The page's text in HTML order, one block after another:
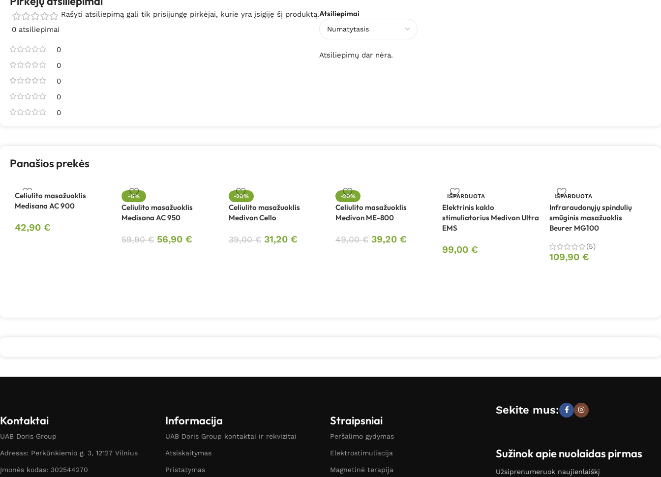
0 atsiliepimai
0
0
0
0
0
Atsiliepimai
Atsiliepimų dar nėra.
Rašyti atsiliepimą gali tik prisijungę pirkėjai, kurie yra įsigiję šį produktą.
Panašios prekės
Celiulito masažuoklis
Medisana AC 900
42,90 €
-5%
Celiulito masažuoklis
Medisana AC 950
59,90€ 56,90€
-20%
Celiulito masažuoklis
Medivon Cello
39,00€ 31,20 €
-20%
Celiulito masažuoklis
Medivon ME-800
49,00€ 39,20 €
IŠPARDUOTA
Elektrinis kaklo
stimuliatorius Medivon Ultra
EMS
99,00€
IŠPARDUOTA
Infraraudonųjų spindulių
smūginis masažuoklis
Beurer MG100
(5)
109,90 €
Kontaktai
UAB Doris Group
Adresas: Perkūnkiemio g. 3, 12127 Vilnius
Įmonės kodas: 302544270
Informacija
UAB Doris Group kontaktai ir rekvizitai
Atsiskaitymas
Pristatymas
Straipsniai
Peršalimo gydymas
Elektrostimuliacija
Magnetinė terapija
Sekite mus:
Sužinok apie nuolaidas pirmas
Užsiprenumeruok naujienlaiškį